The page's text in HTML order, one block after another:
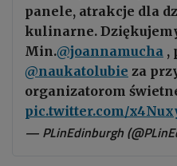
panele, atrakcje dla
kulinarne.
Min.@joannamucha ,
@naukatolubie za
organizatorom
pic.twitter.com/
— PLinEdinburgh